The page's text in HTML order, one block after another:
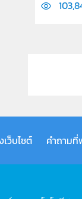
ว็บไซต์ คำถาม